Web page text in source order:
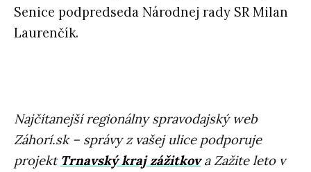
Senice podpredseda Národnej rady SR Milan
Laurenčík.
Najčítanejší regionálny spravodajský web
Záhorí.sk – správy z vašej ulice podporuje
projekt Trnavský kraj zážitkova Zažite leto v